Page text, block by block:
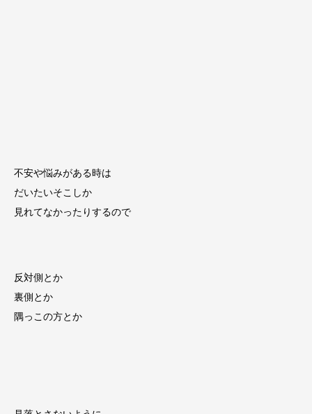
不安や悩みがある時は
だいたいそこしか
見れてなかったりするので
反対側とか
裏側とか
隅っこの方とか